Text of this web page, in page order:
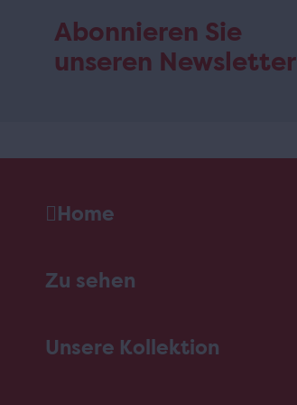
Abonnieren Sie
unseren Newsletter
Home
Zu sehen
Unsere Kollektion